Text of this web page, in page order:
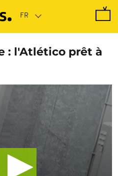
: l'Atlético prêt à